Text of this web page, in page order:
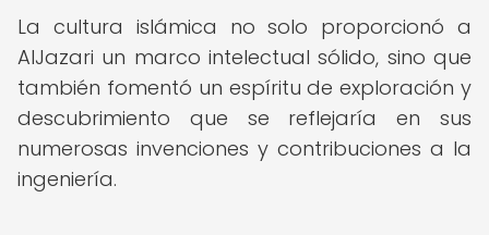
La cultura islámica no solo proporcionó a
AlJazari un marco intelectual sólido, sino que
también fomentó un espíritu de exploración y
descubrimiento que se reflejaría en sus
numerosas invenciones y contribuciones a la
ingeniería.